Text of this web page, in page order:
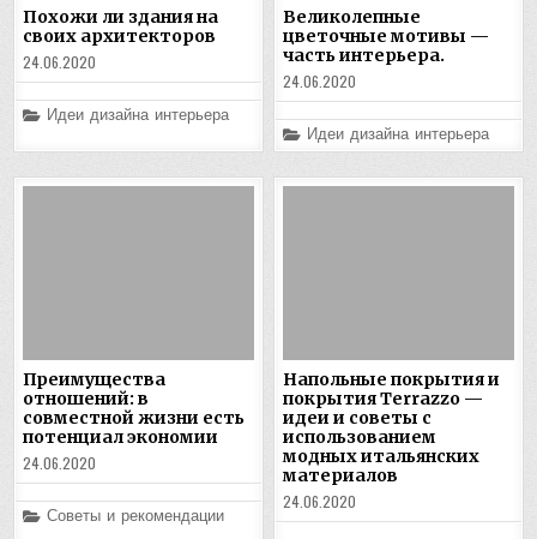
Похожи ли здания на
своих архитекторов
24.06.2020
Posted
in
Идеи дизайна интерьера
Великолепные
цветочные мотивы —
часть интерьера.
24.06.2020
Posted
in
Идеи дизайна интерьера
Преимущества
отношений: в
совместной жизни есть
потенциал экономии
24.06.2020
Posted
Советы и рекомендации
Напольные покрытия и
покрытия Terrazzo —
идеи и советы с
использованием
модных итальянских
материалов
24.06.2020